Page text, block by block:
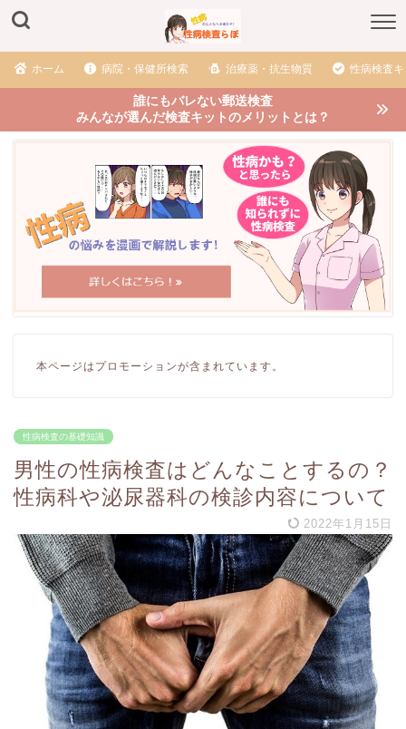
ホーム 病院・保健所検索 治療薬・抗生物質 性病検査
誰にもバレない郵送検査
みんなが選んだ検査キットのメリットとは？
本ページはプロモーションが含まれています。
性病検査の基礎知識
男性の性病検査はどんなことするの？
性病科や泌尿器科の検診内容について
2022年1月15日